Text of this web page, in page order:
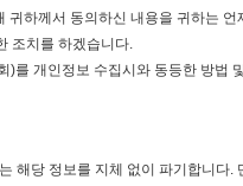
귀하께서 동의하신 내용을 귀하는
조치를 하겠습니다.
를 개인정보 수집시와 동등한 방법
해당 정보를 지체 없이 파기합니